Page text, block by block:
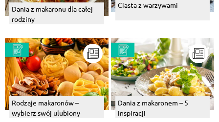
Dania z makaronu dla całej
rodziny
Ciasta z warzywami
Rodzaje makaronów –
wybierz swój ulubiony
Dania z makaronem – 5
inspiracji